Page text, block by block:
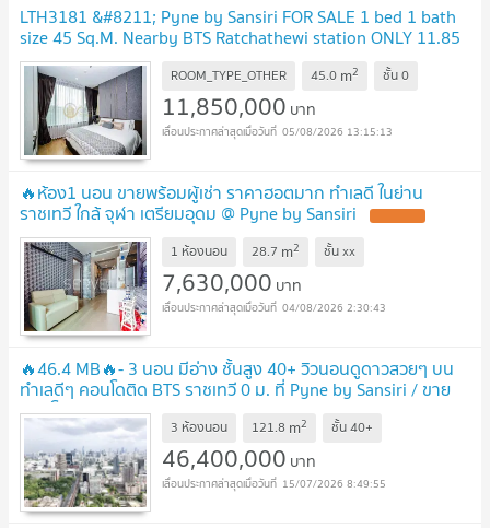
LTH3181 &#8211; Pyne by Sansiri FOR SALE 1 bed 1 bath
size 45 Sq.M. Nearby BTS Ratchathewi station ONLY 11.85
MB
ROOM_TYPE_OTHER 45.0 m2 ชั้น0
11,850,000 บาท
05/08/2026 13:15:13
🔥ห้อง1 นอน ขายพร้อมผู้เช่า ราคาฮอตมาก ทำเลดี ในย่าน
ราชเทวี ใกล้ จุฬา เตรียมอุดม @ Pyne by Sansiri
1 ห้องนอน 28.7 m2 ชั้นxx
7,630,000 บาท
04/08/2026 2:30:43
🔥46.4 MB🔥- 3 นอน มีอ่าง ชั้นสูง 40+ วิวนอนดูดาวสวยๆ บน
ทำเลดีๆ คอนโดติด BTS ราชเทวี 0 ม. ที่ Pyne by Sansiri / ขาย
คอนโด
3 ห้องนอน 121.8 m2 ชั้น40+
46,400,000 บาท
15/07/2026 8:49:55